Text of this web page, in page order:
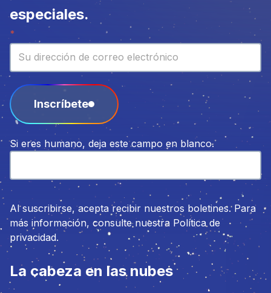
especiales.
Boletín
*
Inscríbete
Si eres humano, deja este campo en blanco.
Al suscribirse, acepta recibir nuestros boletines. Para
más información, consulte nuestra Política de
privacidad.
La cabeza en las nubes